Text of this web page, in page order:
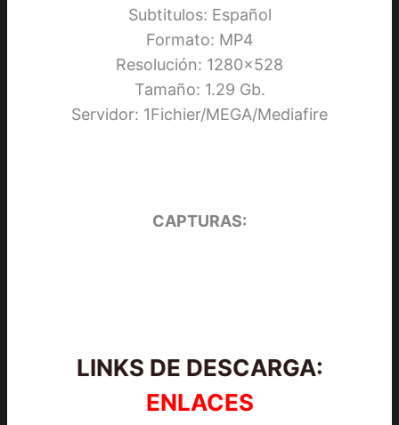
Subtitulos: Español
Formato: MP4
Resolución: 1280×528
Tamaño: 1.29 Gb.
Servidor: 1Fichier/MEGA/Mediafire
CAPTURAS:
LINKS DE DESCARGA:
ENLACES